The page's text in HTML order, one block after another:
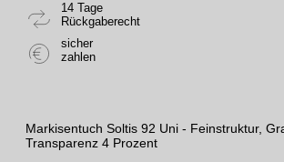
14 Tage
Rückgaberecht
sicher
zahlen
Markisentuch Soltis 92 Uni - Feinstruktur,
Transparenz 4 Prozent